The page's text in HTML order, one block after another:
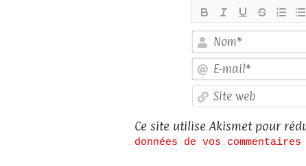
Ce site utilise Akismet pour
données de vos